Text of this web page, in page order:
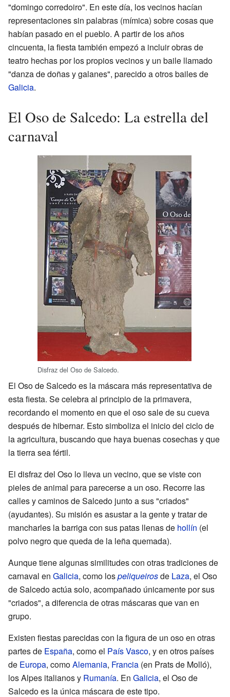
"domingo corredoiro". En este día, los vecinos hacían
representaciones sin palabras (mímica) sobre cosas que
habían pasado en el pueblo. A partir de los años
cincuenta, la fiesta también empezó a incluir obras de
teatro hechas por los propios vecinos y un baile llamado
"danza de doñas y galanes", parecido a otros bailes de
Galicia.
El Oso de Salcedo: La estrella del
carnaval
Disfraz del Oso de Salcedo.
El Oso de Salcedo es la máscara más representativa de
esta fiesta. Se celebra al principio de la primavera,
recordando el momento en que el oso sale de su cueva
después de hibernar. Esto simboliza el inicio del ciclo de
la agricultura, buscando que haya buenas cosechas y que
la tierra sea fértil.
El disfraz del Oso lo lleva un vecino, que se viste con
pieles de animal para parecerse a un oso. Recorre las
calles y caminos de Salcedo junto a sus "criados"
(ayudantes). Su misión es asustar a la gente y tratar de
mancharles la barriga con sus patas llenas de hollín (el
polvo negro que queda de la leña quemada).
Aunque tiene algunas similitudes con otras tradiciones de
carnaval en Galicia, como lospeliqueirosde Laza, el Oso
de Salcedo actúa solo, acompañado únicamente por sus
"criados", a diferencia de otras máscaras que van en
grupo.
Existen fiestas parecidas con la figura de un oso en otras
partes de España, como el País Vasco, y en otros países
de Europa, comoAlemania, Francia (en Prats de Molló),
los Alpes italianos y Rumanía. En Galicia, el Oso de
Salcedo es la única máscara de este tipo.